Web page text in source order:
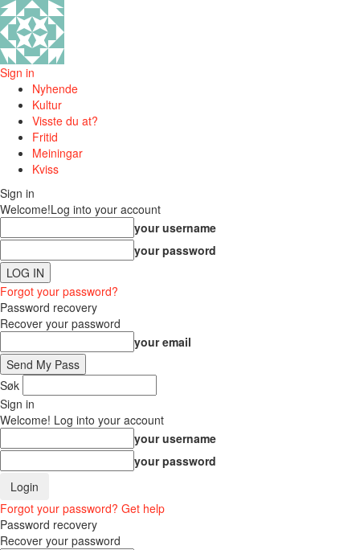
Sign in
Nyhende
Kultur
Visste du at?
Fritid
Meiningar
Kviss
Sign in
Welcome!Log into your account
your username
your password
Forgot your password?
Password recovery
Recover your password
your email
Søk
Sign in
Welcome! Log into your account
your username
your password
Forgot your password? Get help
Password recovery
Recover your password